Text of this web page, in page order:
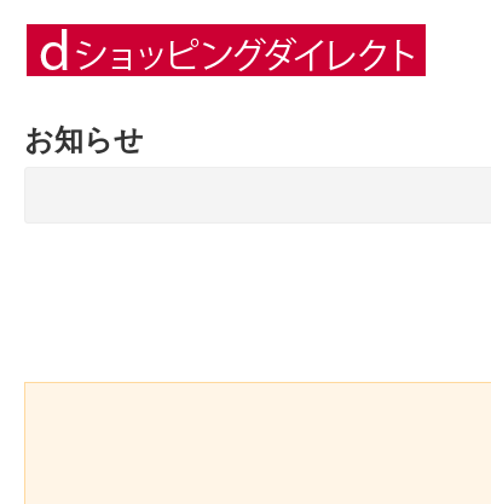
お知らせ